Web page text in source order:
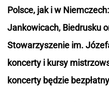
Polsce, jak i w
Jankowicach, Biedrusku
Stowarzyszenie im.
koncerty i kursy
koncerty będzie